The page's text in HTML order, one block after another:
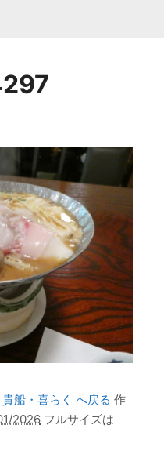
船・喜らく へ戻る 作
2026 フルサイズは